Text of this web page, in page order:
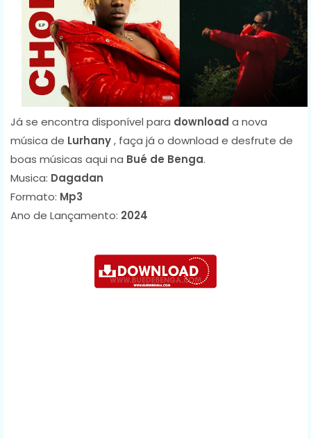
Já se encontra disponível para download a nova
música de Lurhany, faça já o download e desfrute de
boas músicas aqui na Bué de Benga.
Musica: Dagadan
Formato: Mp3
Ano de Lançamento: 2024